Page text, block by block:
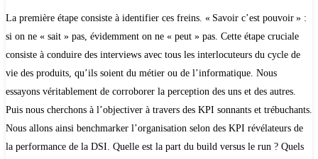
La première étape consiste à identifier ces freins. « Savoir c’est pouvoir » :
si on ne « sait » pas, évidemment on ne « peut » pas. Cette étape cruciale
consiste à conduire des interviews avec tous les interlocuteurs du cycle de
vie des produits, qu’ils soient du métier ou de l’informatique. Nous
essayons véritablement de corroborer la perception des uns et des autres.
Puis nous cherchons à l’objectiver à travers des KPI sonnants et trébuchants.
Nous allons ainsi benchmarker l’organisation selon des KPI révélateurs de
la performance de la DSI. Quelle est la part du build versus le run ? Quels